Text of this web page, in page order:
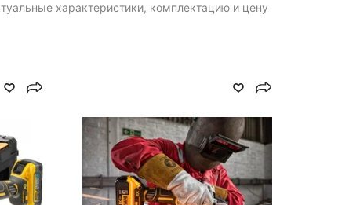
характеристики, комплектацию и цену